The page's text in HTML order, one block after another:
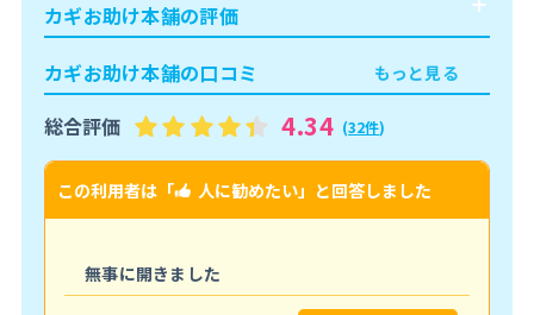
カギお助け本舗の評価
カギお助け本舗の口コミ
もっと見る
総合評価 4.34 (32件)
この利用者は「 人に勧めたい」と回答しました
無事に開きました